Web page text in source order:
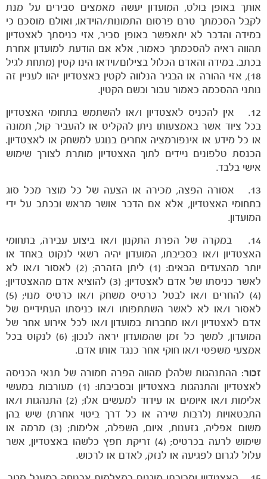
אותך באופן בולט, המועדון יעשה מאמצים סבירים על מנת
לקבל הסכמתך טרם פרסום התמונות/הוידאו, ואולם מוסכם כי
במידה והדבר לא יתאפשר באופן סביר, אזי כניסתך לאצטדיון
תהווה ראיה להסכמתך כאמור, אלא אם הודעת למועדון אחרת
בכתב. במידה והאדם הכלול בצילום/וידאו הינו קטין (מתחת לגיל
18), אזי ההורה או הבגיר הנלווה לקטין באצטדיון יהוו לעניין זה
נותני ההסכמה כאמור עבור ובשם הקטין.
12. אין להכניס לאצטדיון ו/או להשתמש בתחומי האצטדיון
בכל ציוד אשר באמצעותו ניתן להקליט או להעביר קול, תמונה
או כל מידע או אינפורמציה אחרים בנוגע למשחק או לאצטדיון.
הכנסת טלפונים ניידים לתוך האצטדיון מותרת לצורך שימוש
אישי בלבד.
13. אסורה הפצה, מכירה או הצעה של כל מוצר מכל סוג
בתחומי האצטדיון, אלא אם הדבר אושר מראש ובכתב על ידי
המועדון.
14. במקרה של הפרת התקנון ו/או ביצוע עבירה, בתחומי
האצטדיון ו/או בסביבתו, המועדון יהיה רשאי לנקוט באחד או
יותר מהצעדים הבאים: (1) ליתן הזהרה; (2) לאסור ו/או לא
לאשר כניסתו של אדם לאצטדיון; (3) להוציא אדם מהאצטדיון;
(4) להחרים ו/או לבטל כרטיס משחק ו/או כרטיס מנוי; (5)
לאסור ו/או לא לאשר השתתפותו ו/או כניסתו העתידיים של
אדם לאצטדיון ו/או מחברות במועדון ו/או לכל אירוע אחר של
המועדון, למשך כל זמן שהמועדון יראה לנכון; (6) לנקוט בכל
אמצעי משפטי ו/או חוקי אחר כנגד אותו אדם.
זכור: ההתנהגות שלהלן מהווה הפרה חמורה של תנאי הכניסה
לאצטדיון והתנהגות באצטדיון ובסביבתו: (1) מעורבות במעשי
אלימות ו/או איומים או עידוד למעשים אלו; (2) התנהגות ו/או
התבטאויות (לרבות שירה או כל דרך ביטוי אחרת) שיש בהן
משום אפליה, גזענות, איום, השפלה, אלימות; (3) מרמה או
שימוש לרעה בכרטיס; (4) זריקת חפץ כלשהו באצטדיון, אשר
עלול לגרום לפגיעה או לנזק, לאדם או לרכוש.